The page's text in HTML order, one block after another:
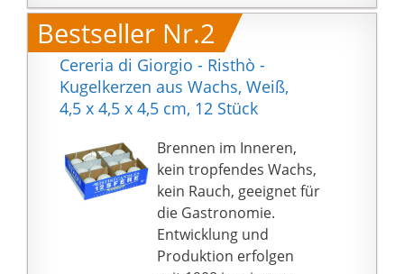
Baumwolldocht sorgt
für eine ruhige und
stabile Flamme. Beim
Abbrennen entsteht
kein schwarzer Qualm,
kein Ruß oder Rauch,
die Kerze brennt ruhig
und sauber ab.
Die Bolsius Rustik
Stumpenkerze hat eine
lange Brenndauer und
brennen bis 25 Stunden
Bestseller Nr.2
Cereria di Giorgio - Risthò -
Kugelkerzen aus Wachs, Weiß,
4,5 x 4,5 x 4,5 cm, 12 Stück
Brennen im Inneren,
kein tropfendes Wachs,
kein Rauch, geeignet für
die Gastronomie.
Entwicklung und
Produktion erfolgen